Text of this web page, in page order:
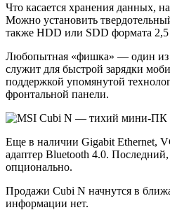
Что касается хранения данных,
Можно установить
также HDD или SDD формата
Любопытная «фишка» — один из
служит для быстрой зарядки
поддержкой упомянутой
фронтальной панели.
Еще в наличии Gigabit Ethernet,
адаптер Bluetooth 4.0. Последний,
опционально.
Продажи Cubi N начнутся в
информации нет.